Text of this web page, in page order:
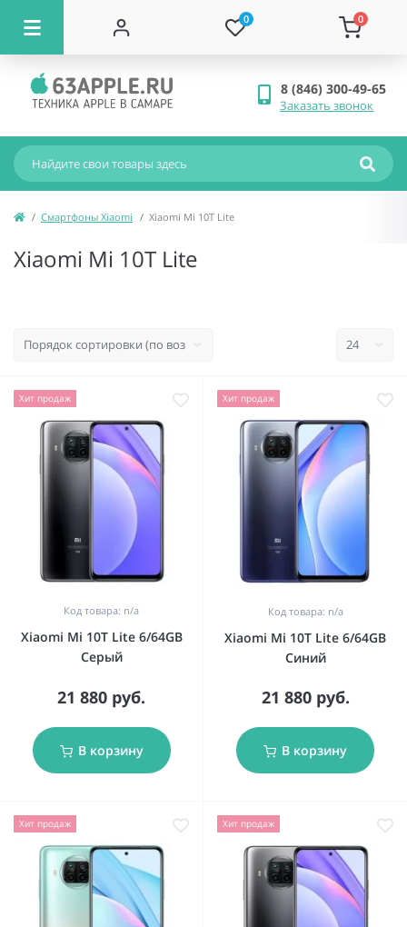
0 0
8 (846) 300-49-65
Заказать звонок
Смартфоны Xiaomi Xiaomi Mi 10T Lite
Xiaomi Mi 10T Lite
Хит продаж
Код товара: n/a
Xiaomi Mi 10T Lite 6/64GB
Серый
21 880 руб.
В корзину
Хит продаж
Код товара: n/a
Xiaomi Mi 10T Lite 6/64GB
Синий
21 880 руб.
В корзину
Хит продаж Хит продаж